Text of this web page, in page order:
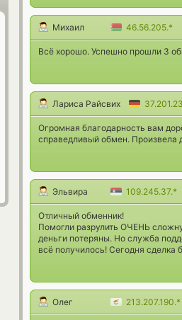
Михаил 46.56.205.*
Всё хорошо. Успешно прошли 3
Лариса Райсвих
Огромная благодарность вам
справедливый обмен.
Эльвира 109.245.37.*
Отличный обменник!
Помогли разрулить ОЧЕНЬ
деньги потеряны. Но служба
всё получилось! Сегодня
Олег 213.207.190.*